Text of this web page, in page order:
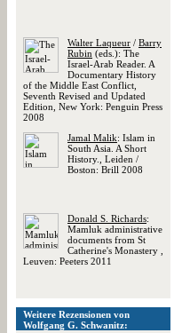
Walter Laqueur / Barry
Rubin (eds.): The
Israel-Arab Reader. A
Documentary History
of the Middle East Conflict,
Seventh Revised and Updated
Edition, New York: Penguin Press
2008
Jamal Malik: Islam in
South Asia. A Short
History., Leiden /
Boston: Brill 2008
Donald S. Richards:
Mamluk administrative
documents from St
Catherine's Monastery ,
Leuven: Peeters 2011
Weitere Rezensionen von
Wolfgang G. Schwanitz: